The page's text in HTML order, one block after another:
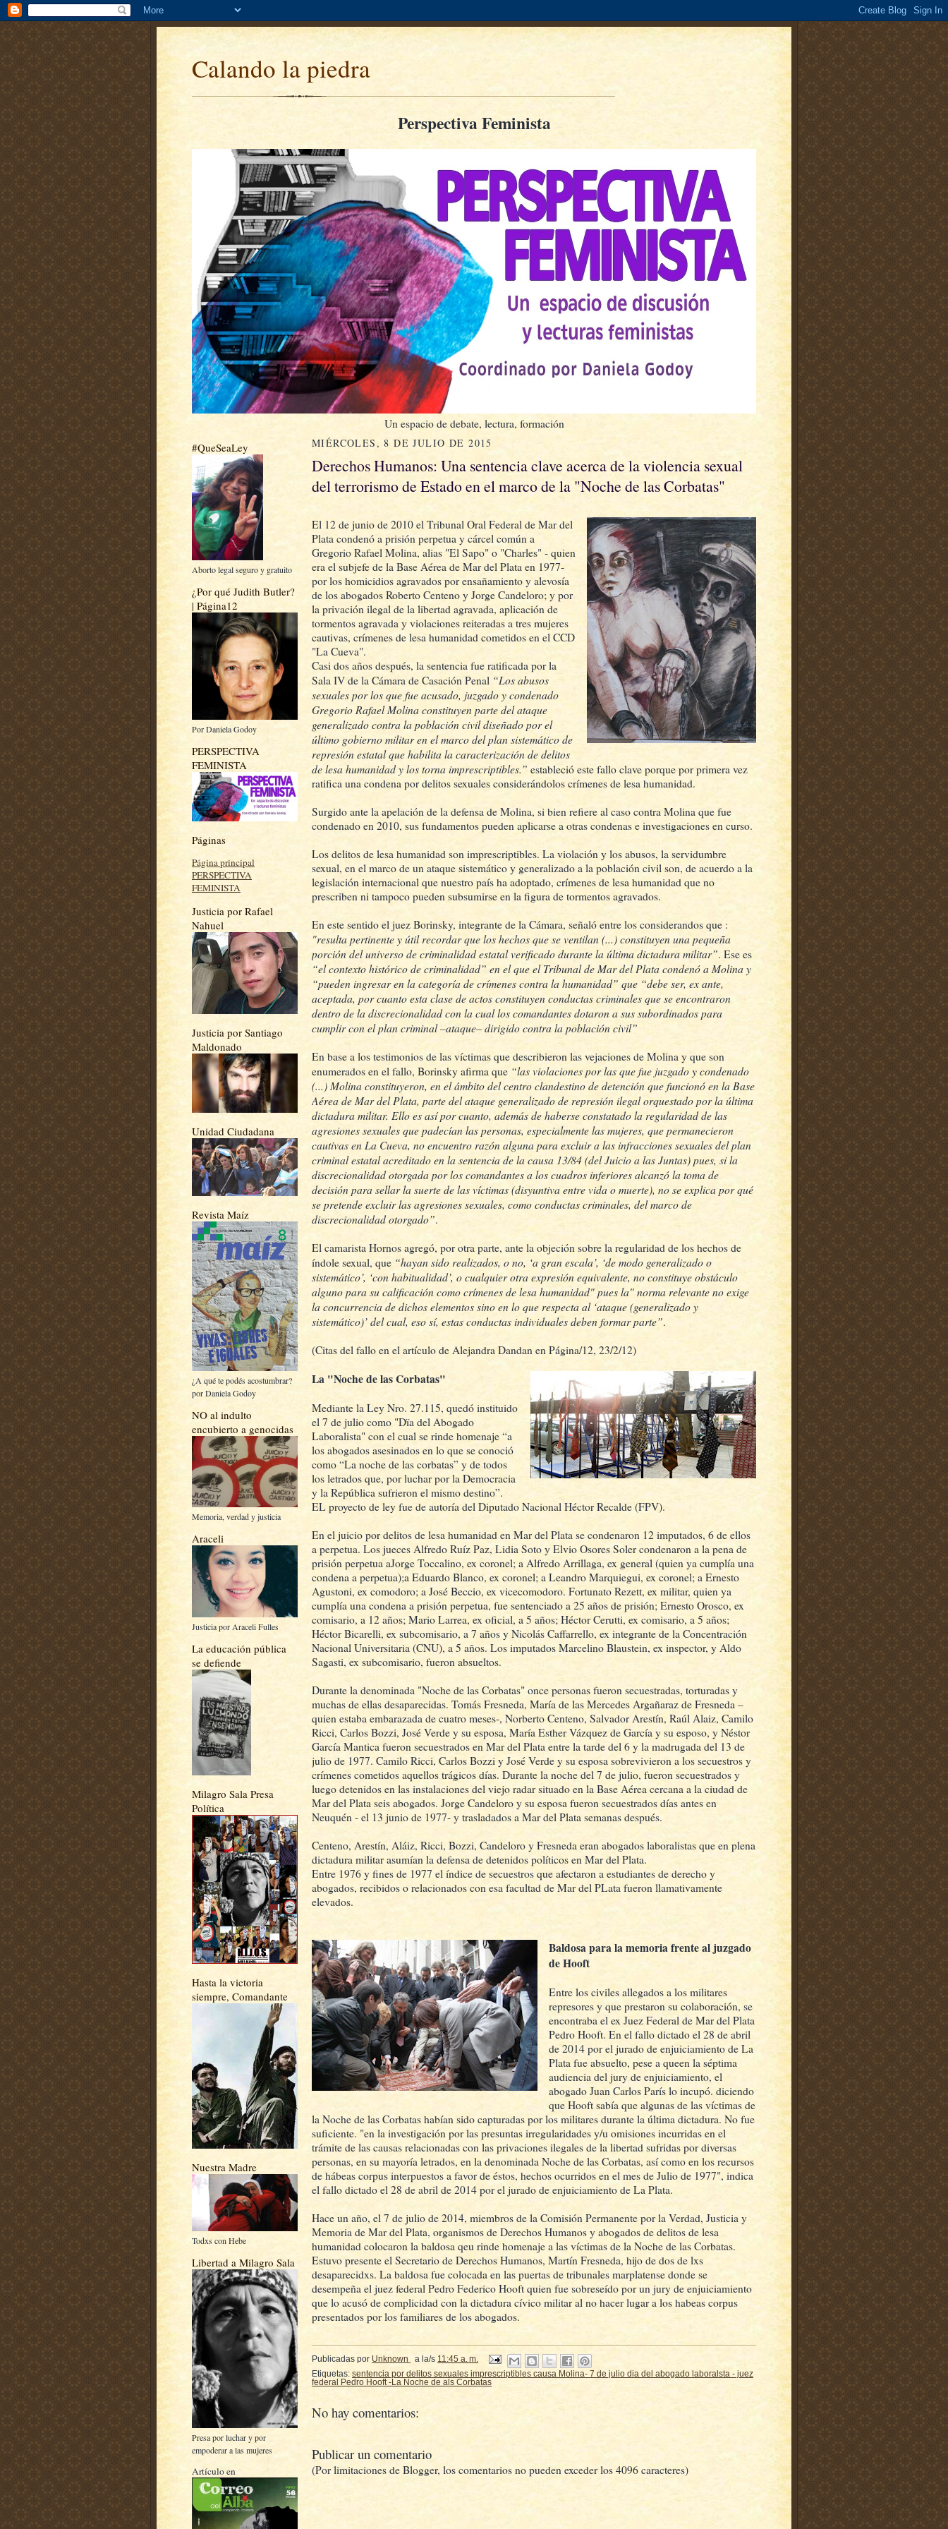
Calando la piedra
Perspectiva Feminista
Un espacio de debate, lectura, formación
#QueSeaLey
Aborto legal seguro y gratuito
¿Por qué Judith Butler?
| Página12
Por Daniela Godoy
PERSPECTIVA
FEMINISTA
Páginas
Página principal
PERSPECTIVA
FEMINISTA
Justicia por Rafael
Nahuel
Justicia por Santiago
Maldonado
Unidad Ciudadana
Revista Maíz
¿A qué te podés acostumbrar?
por Daniela Godoy
NO al indulto
encubierto a genocidas
Memoria, verdad y justicia
Araceli
Justicia por Araceli Fulles
La educación pública
se defiende
Milagro Sala Presa
Política
Hasta la victoria
siempre, Comandante
Nuestra Madre
Todxs con Hebe
Libertad a Milagro Sala
Presa por luchar y por
empoderar a las mujeres
Artículo en
MIÉRCOLES, 8 DE JULIO DE 2015
Derechos Humanos: Una sentencia clave acerca de la violencia sexual
del terrorismo de Estado en el marco de la "Noche de las Corbatas"
El 12 de junio de 2010 el Tribunal Oral Federal de Mar del
Plata condenó a prisión perpetua y cárcel común a
Gregorio Rafael Molina, alias "El Sapo" o "Charles" - quien
era el subjefe de la Base Aérea de Mar del Plata en 1977-
por los homicidios agravados por ensañamiento y alevosía
de los abogados Roberto Centeno y Jorge Candeloro; y por
la privación ilegal de la libertad agravada, aplicación de
tormentos agravada y violaciones reiteradas a tres mujeres
cautivas, crímenes de lesa humanidad cometidos en el CCD
"La Cueva".
Casi dos años después, la sentencia fue ratificada por la
Sala IV de la Cámara de Casación Penal “Los abusos
sexuales por los que fue acusado, juzgado y condenado
Gregorio Rafael Molina constituyen parte del ataque
generalizado contra la población civil diseñado por el
último gobierno militar en el marco del plan sistemático de
represión estatal que habilita la caracterización de delitos
de lesa humanidad y los torna imprescriptibles.” estableció este fallo clave porque por primera vez
ratifica una condena por delitos sexuales considerándolos crímenes de lesa humanidad.
Surgido ante la apelación de la defensa de Molina, si bien refiere al caso contra Molina que fue
condenado en 2010, sus fundamentos pueden aplicarse a otras condenas e investigaciones en curso.
Los delitos de lesa humanidad son imprescriptibles. La violación y los abusos, la servidumbre
sexual, en el marco de un ataque sistemático y generalizado a la población civil son, de acuerdo a la
legislación internacional que nuestro país ha adoptado, crímenes de lesa humanidad que no
prescriben ni tampoco pueden subsumirse en la figura de tormentos agravados.
En este sentido el juez Borinsky, integrante de la Cámara, señaló entre los considerandos que :
"resulta pertinente y útil recordar que los hechos que se ventilan (...) constituyen una pequeña
porción del universo de criminalidad estatal verificado durante la última dictadura militar”. Ese es
“el contexto histórico de criminalidad” en el que el Tribunal de Mar del Plata condenó a Molina y
“pueden ingresar en la categoría de crímenes contra la humanidad” que “debe ser, ex ante,
aceptada, por cuanto esta clase de actos constituyen conductas criminales que se encontraron
dentro de la discrecionalidad con la cual los comandantes dotaron a sus subordinados para
cumplir con el plan criminal –ataque– dirigido contra la población civil”
En base a los testimonios de las víctimas que describieron las vejaciones de Molina y que son
enumerados en el fallo, Borinsky afirma que “las violaciones por las que fue juzgado y condenado
(...) Molina constituyeron, en el ámbito del centro clandestino de detención que funcionó en la Base
Aérea de Mar del Plata, parte del ataque generalizado de represión ilegal orquestado por la última
dictadura militar. Ello es así por cuanto, además de haberse constatado la regularidad de las
agresiones sexuales que padecían las personas, especialmente las mujeres, que permanecieron
cautivas en La Cueva, no encuentro razón alguna para excluir a las infracciones sexuales del plan
criminal estatal acreditado en la sentencia de la causa 13/84 (del Juicio a las Juntas) pues, si la
discrecionalidad otorgada por los comandantes a los cuadros inferiores alcanzó la toma de
decisión para sellar la suerte de las víctimas (disyuntiva entre vida o muerte), no se explica por qué
se pretende excluir las agresiones sexuales, como conductas criminales, del marco de
discrecionalidad otorgado”.
El camarista Hornos agregó, por otra parte, ante la objeción sobre la regularidad de los hechos de
índole sexual, que “hayan sido realizados, o no, ‘a gran escala’, ‘de modo generalizado o
sistemático’, ‘con habitualidad’, o cualquier otra expresión equivalente, no constituye obstáculo
alguno para su calificación como crímenes de lesa humanidad" pues la" norma relevante no exige
la concurrencia de dichos elementos sino en lo que respecta al ‘ataque (generalizado y
sistemático)’ del cual, eso sí, estas conductas individuales deben formar parte”.
(Citas del fallo en el artículo de Alejandra Dandan en Página/12, 23/2/12)
La "Noche de las Corbatas"
Mediante la Ley Nro. 27.115, quedó instituido
el 7 de julio como "Dïa del Abogado
Laboralista" con el cual se rinde homenaje “a
los abogados asesinados en lo que se conoció
como “La noche de las corbatas” y de todos
los letrados que, por luchar por la Democracia
y la República sufrieron el mismo destino”.
EL proyecto de ley fue de autoría del Diputado Nacional Héctor Recalde (FPV).
En el juicio por delitos de lesa humanidad en Mar del Plata se condenaron 12 imputados, 6 de ellos
a perpetua. Los jueces Alfredo Ruíz Paz, Lidia Soto y Elvio Osores Soler condenaron a la pena de
prisión perpetua aJorge Toccalino, ex coronel; a Alfredo Arrillaga, ex general (quien ya cumplía una
condena a perpetua);a Eduardo Blanco, ex coronel; a Leandro Marquiegui, ex coronel; a Ernesto
Agustoni, ex comodoro; a José Beccio, ex vicecomodoro. Fortunato Rezett, ex militar, quien ya
cumplía una condena a prisión perpetua, fue sentenciado a 25 años de prisión; Ernesto Orosco, ex
comisario, a 12 años; Mario Larrea, ex oficial, a 5 años; Héctor Cerutti, ex comisario, a 5 años;
Héctor Bicarelli, ex subcomisario, a 7 años y Nicolás Caffarrello, ex integrante de la Concentración
Nacional Universitaria (CNU), a 5 años. Los imputados Marcelino Blaustein, ex inspector, y Aldo
Sagasti, ex subcomisario, fueron absueltos.
Durante la denominada "Noche de las Corbatas" once personas fueron secuestradas, torturadas y
muchas de ellas desaparecidas. Tomás Fresneda, María de las Mercedes Argañaraz de Fresneda –
quien estaba embarazada de cuatro meses-, Norberto Centeno, Salvador Arestín, Raúl Alaiz, Camilo
Ricci, Carlos Bozzi, José Verde y su esposa, María Esther Vázquez de García y su esposo, y Néstor
García Mantica fueron secuestrados en Mar del Plata entre la tarde del 6 y la madrugada del 13 de
julio de 1977. Camilo Ricci, Carlos Bozzi y José Verde y su esposa sobrevivieron a los secuestros y
crímenes cometidos aquellos trágicos días. Durante la noche del 7 de julio, fueron secuestrados y
luego detenidos en las instalaciones del viejo radar situado en la Base Aérea cercana a la ciudad de
Mar del Plata seis abogados. Jorge Candeloro y su esposa fueron secuestrados días antes en
Neuquén - el 13 junio de 1977- y trasladados a Mar del Plata semanas después.
Centeno, Arestín, Aláiz, Ricci, Bozzi, Candeloro y Fresneda eran abogados laboralistas que en plena
dictadura militar asumían la defensa de detenidos políticos en Mar del Plata.
Entre 1976 y fines de 1977 el índice de secuestros que afectaron a estudiantes de derecho y
abogados, recibidos o relacionados con esa facultad de Mar del PLata fueron llamativamente
elevados.
Baldosa para la memoria frente al juzgado
de Hooft
Entre los civiles allegados a los militares
represores y que prestaron su colaboración, se
encontraba el ex Juez Federal de Mar del Plata
Pedro Hooft. En el fallo dictado el 28 de abril
de 2014 por el jurado de enjuiciamiento de La
Plata fue absuelto, pese a queen la séptima
audiencia del jury de enjuiciamiento, el
abogado Juan Carlos París lo incupó. diciendo
que Hooft sabía que algunas de las víctimas de
la Noche de las Corbatas habían sido capturadas por los militares durante la última dictadura. No fue
suficiente. "en la investigación por las presuntas irregularidades y/u omisiones incurridas en el
trámite de las causas relacionadas con las privaciones ilegales de la libertad sufridas por diversas
personas, en su mayoría letrados, en la denominada Noche de las Corbatas, así como en los recursos
de hábeas corpus interpuestos a favor de éstos, hechos ocurridos en el mes de Julio de 1977", indica
el fallo dictado el 28 de abril de 2014 por el jurado de enjuiciamiento de La Plata.
Hace un año, el 7 de julio de 2014, miembros de la Comisión Permanente por la Verdad, Justicia y
Memoria de Mar del Plata, organismos de Derechos Humanos y abogados de delitos de lesa
humanidad colocaron la baldosa qeu rinde homenaje a las víctimas de la Noche de las Corbatas.
Estuvo presente el Secretario de Derechos Humanos, Martín Fresneda, hijo de dos de lxs
desaparecidxs. La baldosa fue colocada en las puertas de tribunales marplatense donde se
desempeña el juez federal Pedro Federico Hooft quien fue sobreseído por un jury de enjuiciamiento
que lo acusó de complicidad con la dictadura cívico militar al no hacer lugar a los habeas corpus
presentados por los familiares de los abogados.
Publicadas por Unknown a la/s 11:45 a. m.
Etiquetas: sentencia por delitos sexuales imprescriptibles causa Molina- 7 de julio dia del abogado laboralsta - juez
federal Pedro Hooft -La Noche de als Corbatas
No hay comentarios:
Publicar un comentario
(Por limitaciones de Blogger, los comentarios no pueden exceder los 4096 caracteres)